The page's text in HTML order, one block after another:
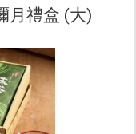
月禮盒 (大)